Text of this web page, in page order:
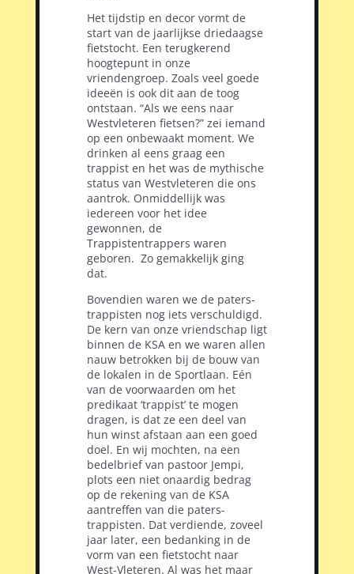
Het tijdstip en decor vormt de
start van de jaarlijkse driedaagse
fietstocht. Een terugkerend
hoogtepunt in onze
vriendengroep. Zoals veel goede
ideeën is ook dit aan de toog
ontstaan. “Als we eens naar
Westvleteren fietsen?” zei iemand
op een onbewaakt moment. We
drinken al eens graag een
trappist en het was de mythische
status van Westvleteren die ons
aantrok. Onmiddellijk was
iedereen voor het idee
gewonnen, de
Trappistentrappers waren
geboren. Zo gemakkelijk ging
dat.
Bovendien waren we de paters-
trappisten nog iets verschuldigd.
De kern van onze vriendschap ligt
binnen de KSA en we waren allen
nauw betrokken bij de bouw van
de lokalen in de Sportlaan. Eén
van de voorwaarden om het
predikaat ‘trappist’ te mogen
dragen, is dat ze een deel van
hun winst afstaan aan een goed
doel. En wij mochten, na een
bedelbrief van pastoor Jempi,
plots een niet onaardig bedrag
op de rekening van de KSA
aantreffen van die paters-
trappisten. Dat verdiende, zoveel
jaar later, een bedanking in de
vorm van een fietstocht naar
West-Vleteren. Al was het maar